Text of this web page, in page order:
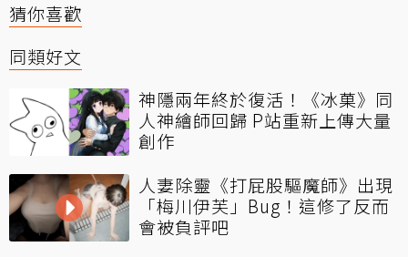
猜你喜歡
同類好文
神隱兩年終於復活！《冰菓》同
人神繪師回歸 P站重新上傳大量
創作
人妻除靈《打屁股驅魔師》出現
「梅川伊芙」Bug！這修了反而
會被負評吧